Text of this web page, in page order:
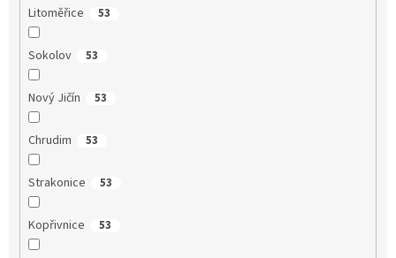
Litoměřice 53
Sokolov 53
Nový Jičín 53
Chrudim 53
Strakonice 53
Kopřivnice 53